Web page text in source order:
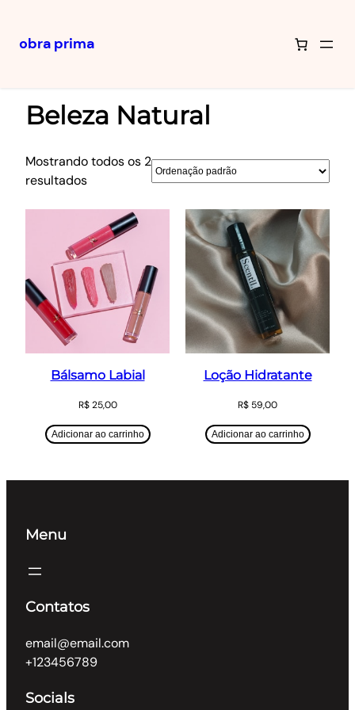
obra prima
Beleza Natural
Mostrando todos os 2
resultados
Bálsamo Labial
R$25,00
Adicionar ao carrinho
Loção Hidratante
R$ 59,00
Adicionar ao carrinho
Menu
Contatos
email@email.com
+123456789
Socials